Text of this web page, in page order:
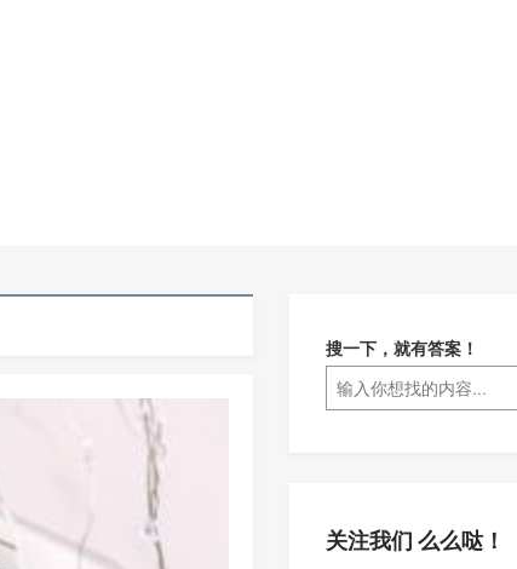
搜一下，就有答案！
关注我们 么么哒！